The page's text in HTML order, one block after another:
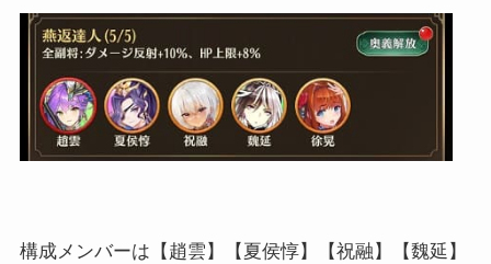
構成メンバーは【趙雲】【夏侯惇】【祝融】【魏延】